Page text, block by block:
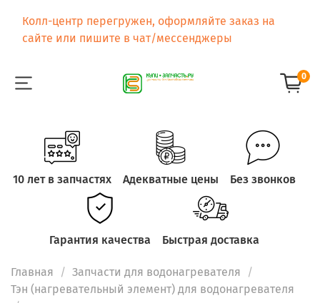
Колл-центр перегружен, оформляйте заказ на
сайте или пишите в чат/мессенджеры
0
10 лет в запчастях Адекватные цены Без звонков
Гарантия качества Быстрая доставка
Главная
Запчасти для водонагревателя
Тэн (нагревательный элемент) для водонагревателя